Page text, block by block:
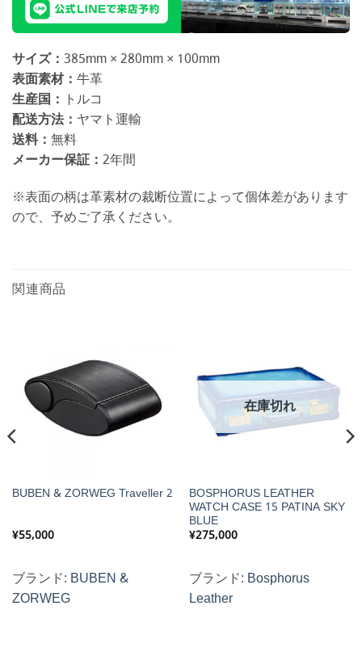
サイズ： 385mm × 280mm × 100mm
表面素材： 牛革
生産国： トルコ
配送方法： ヤマト運輸
送料： 無料
メーカー保証： 2年間
※表面の柄は革素材の裁断位置によって個体差があります
ので、予めご了承ください。
関連商品
BUBEN & ZORWEG Traveller 2
¥55,000
ブランド: BUBEN &
ZORWEG
在庫切れ
BOSPHORUS LEATHER
WATCH CASE 15 PATINA SKY
BLUE
¥275,000
ブランド: Bosphorus
Leather